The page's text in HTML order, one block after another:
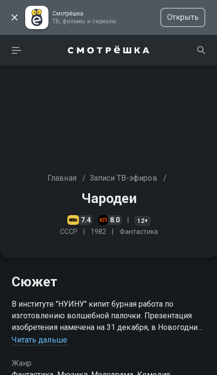
Смотрёшка
ТВ, фильмы и сериалы
Открыть
Главная / Записи ТВ-эфиров /
Чародеи
7.4 8.0 12+
СССР 1982 Фантастика
Сюжет
В институте "НУИНУ" кипит бурная работа по
изготовлению волшебной палочки. Презентация
изобретения намечена на 31 декабря, в Новогодний
вечер. Но тут в дело вступают противники
Читать дальше
Жанр